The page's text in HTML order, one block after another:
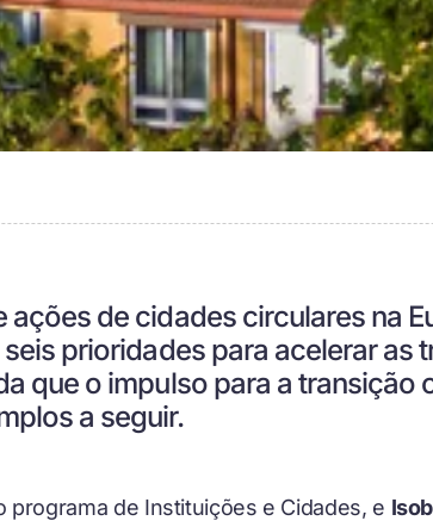
ações de cidades circulares na
prioridades para acelerar as
que o impulso para a transição
a seguir.
programa de Instituições e Cidades, e